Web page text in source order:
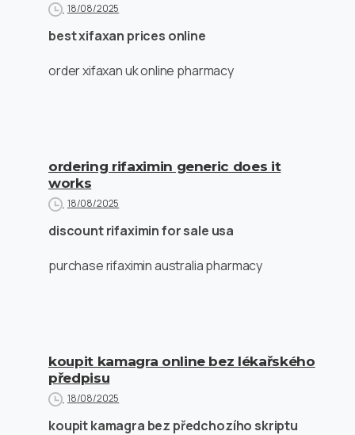
18/08/2025
best xifaxan prices online
order xifaxan uk online pharmacy
ordering rifaximin generic does it
works
18/08/2025
discount rifaximin for sale usa
purchase rifaximin australia pharmacy
koupit kamagra online bez lékařského
předpisu
18/08/2025
koupit kamagra bez předchozího skriptu